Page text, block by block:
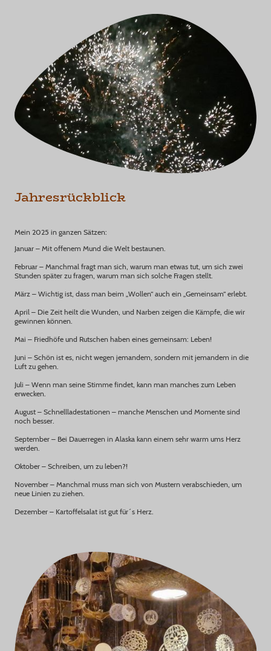
Jahresrückblick
Mein 2025 in ganzen Sätzen:
Januar – Mit offenem Mund die Welt bestaunen.
Februar – Manchmal fragt man sich, warum man etwas tut, um sich zwei
Stunden später zu fragen, warum man sich solche Fragen stellt.
März – Wichtig ist, dass man beim „Wollen“ auch ein „Gemeinsam“ erlebt.
April – Die Zeit heilt die Wunden, und Narben zeigen die Kämpfe, die wir
gewinnen können.
Mai – Friedhöfe und Rutschen haben eines gemeinsam: Leben!
Juni – Schön ist es, nicht wegen jemandem, sondern mit jemandem in die
Luft zu gehen.
Juli – Wenn man seine Stimme findet, kann man manches zum Leben
erwecken.
August – Schnellladestationen – manche Menschen und Momente sind
noch besser.
September – Bei Dauerregen in Alaska kann einem sehr warm ums Herz
werden.
Oktober – Schreiben, um zu leben?!
November – Manchmal muss man sich von Mustern verabschieden, um
neue Linien zu ziehen.
Dezember – Kartoffelsalat ist gut für´s Herz.